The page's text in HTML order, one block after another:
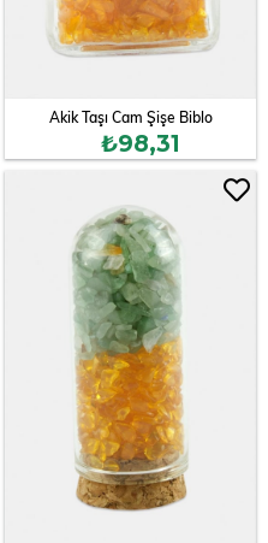
Akik Taşı Cam Şişe Biblo
₺98,31